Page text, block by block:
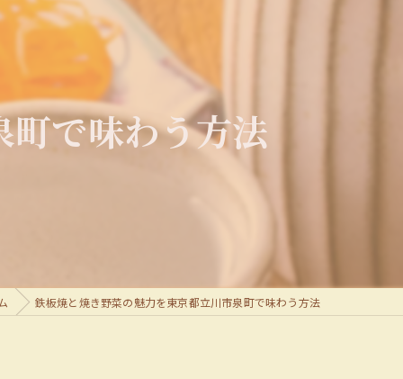
テーキ
で味わう方法
鉄板焼と焼き野菜の魅力を東京都立川市泉町で味わう方法